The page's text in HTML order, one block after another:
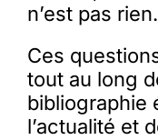
n’est pas
Ces
tout au long
bibliographie
l’actualité et